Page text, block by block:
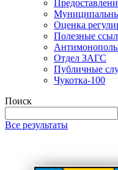
Оценка
Полезные
Отдел ЗАГС
Публичные
Чукотка-100
Поиск
Все результаты